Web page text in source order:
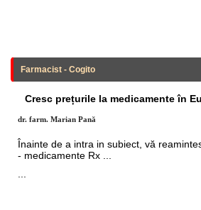
Farmacist - Cogito
Cresc prețurile la medicamente în
dr. farm. Marian Pană
Înainte de a intra in subiect, vă
- medicamente Rx ...